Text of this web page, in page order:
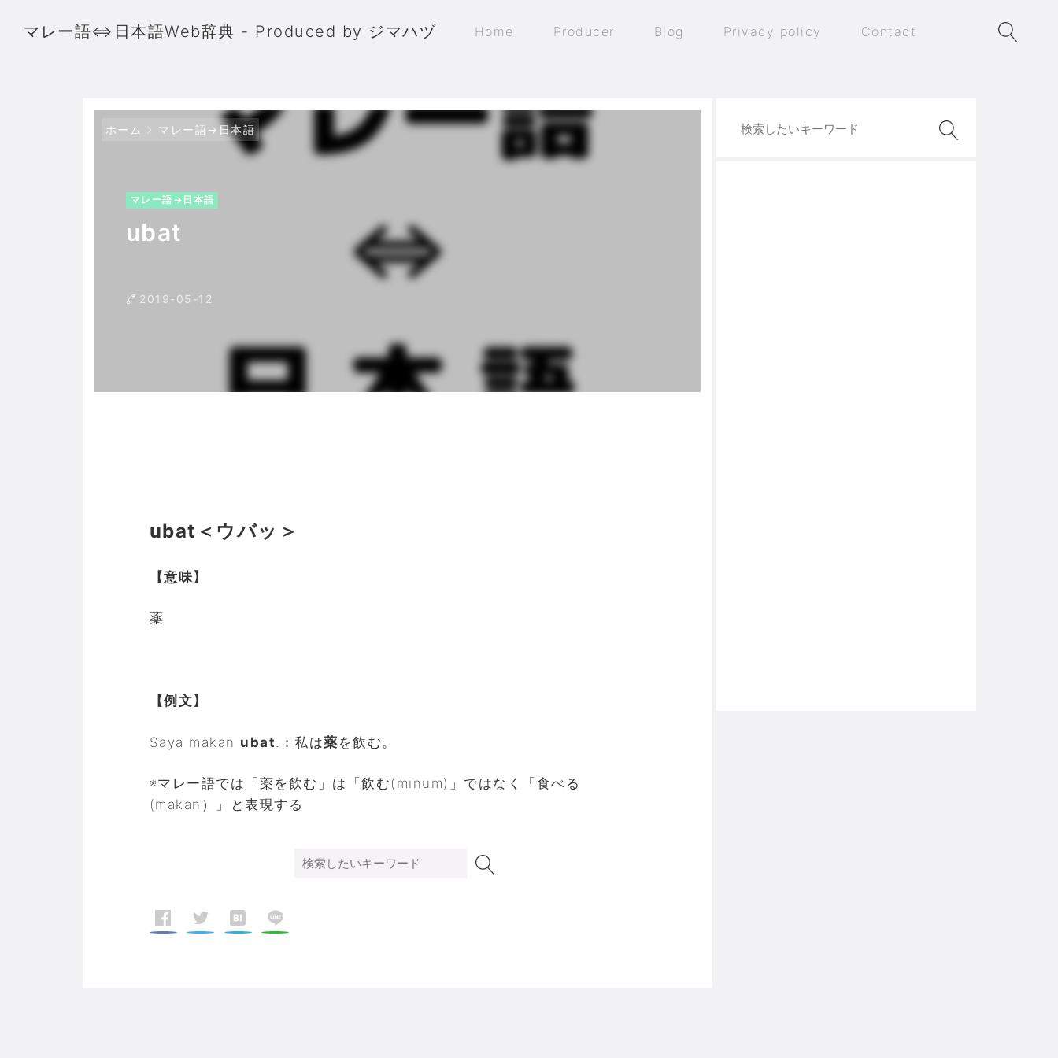
マレー語⇔日本語Web辞典 - Produced by ジマハヅ Home Producer Blog Privacy policy Contact
ホーム マレー語→日本語
マレー語→日本語
ubat
2019-05-12
ubat＜ウバッ＞
【意味】
薬
【例文】
Saya makan ubat .：私は薬 を飲む。
※マレー語では「薬を飲む」は「飲む(minum)」ではなく「食べる
(makan）」と表現する